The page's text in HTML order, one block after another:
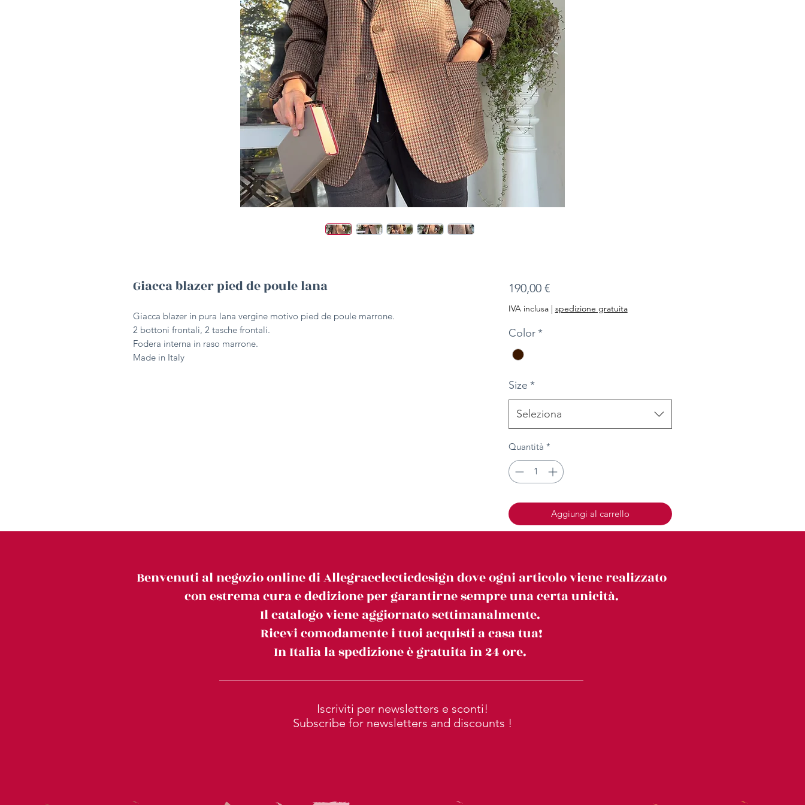
Giacca blazer pied de poule lana
Giacca blazer in pura lana vergine motivo pied de poule marrone.
2 bottoni frontali, 2 tasche frontali.
Fodera interna in raso marrone.
Made in Italy
190,00 €Prezzo
IVA inclusa| spedizione gratuita
Color*
Size *
Seleziona
Quantità *
Aggiungi al carrello
Benvenuti al negozio online di Allegraeclecticdesign dove ogni articolo viene realizzato
con estrema cura e dedizione per garantirne sempre una certa unicità.
Il catalogo viene aggiornato settimanalmente.
Ricevi comodamente i tuoi acquisti a casa tua!
In Italia la spedizione è gratuita in 24 ore.
Iscriviti per newsletters e sconti!
Subscribe for newsletters and discounts !